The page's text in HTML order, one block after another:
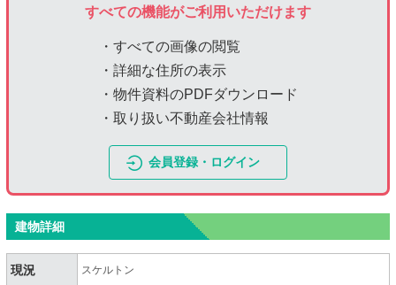
すべての機能がご利用いただけます
・すべての画像の閲覧
・詳細な住所の表示
・物件資料のPDFダウンロード
・取り扱い不動産会社情報
会員登録・ログイン
建物詳細
現況 スケルトン